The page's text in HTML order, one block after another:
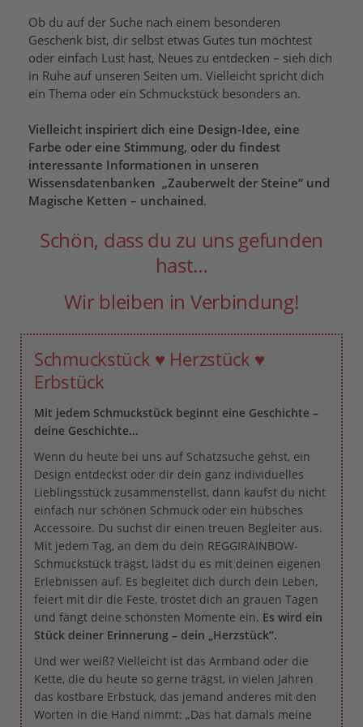
Ob du auf der Suche nach einem besonderen
Geschenk bist, dir selbst etwas Gutes tun möchtest
oder einfach Lust hast, Neues zu entdecken – sieh dich
in Ruhe auf unseren Seiten um. Vielleicht spricht dich
ein Thema oder ein Schmuckstück besonders an.
Vielleicht inspiriert dich eine Design-Idee, eine
Farbe oder eine Stimmung, oder du findest
interessante Informationen in unseren
Wissensdatenbanken „Zauberwelt der Steine“ und
Magische Ketten – unchained.
Schön, dass du zu uns gefunden
hast…
Wir bleiben in Verbindung!
Schmuckstück ♥ Herzstück ♥
Erbstück
Mit jedem Schmuckstück beginnt eine Geschichte –
deine Geschichte…
Wenn du heute bei uns auf Schatzsuche gehst, ein
Design entdeckst oder dir dein ganz individuelles
Lieblingsstück zusammenstellst, dann kaufst du nicht
einfach nur schönen Schmuck oder ein hübsches
Accessoire. Du suchst dir einen treuen Begleiter aus.
Mit jedem Tag, an dem du dein REGGIRAINBOW-
Schmuckstück trägst, lädst du es mit deinen eigenen
Erlebnissen auf. Es begleitet dich durch dein Leben,
feiert mit dir die Feste, tröstet dich an grauen Tagen
und fängt deine schönsten Momente ein. Es wird ein
Stück deiner Erinnerung – dein „Herzstück“.
Und wer weiß? Vielleicht ist das Armband oder die
Kette, die du heute so gerne trägst, in vielen Jahren
das kostbare Erbstück, das jemand anderes mit den
Worten in die Hand nimmt: „Das hat damals meine